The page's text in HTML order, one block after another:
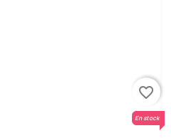
En stock
favorite_border